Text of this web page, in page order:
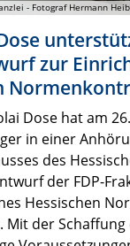
- Fotograf Hermann
zur
Dose hat am
in einer
des
der FDP-
Hessischen
Mit der Schaffung